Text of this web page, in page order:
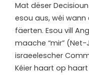
Mat dëser
esou aus, wéi
fäerten. Esou vill
maache “mir”
israeelescher
Kéier haart op